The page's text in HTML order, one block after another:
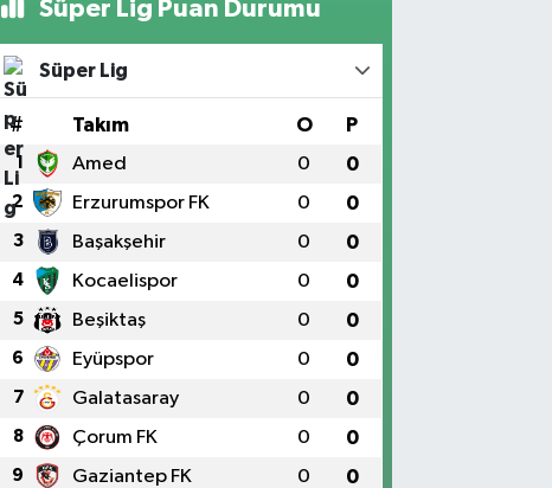
Süper Lig Puan Durumu
Süper Lig
# Takım O P
1 Amed 0 0
2 Erzurumspor FK 0 0
3 Başakşehir 0 0
4 Kocaelispor 0 0
5 Beşiktaş 0 0
6 Eyüpspor 0 0
7 Galatasaray 0 0
8 Çorum FK 0 0
9 Gaziantep FK 0 0